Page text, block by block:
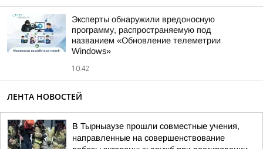
Эксперты обнаружили вредоносную
программу, распространяемую под
названием «Обновление телеметрии
Windows»
10:42
ЛЕНТА НОВОСТЕЙ
В Тырныаузе прошли совместные учения,
направленные на совершенствование